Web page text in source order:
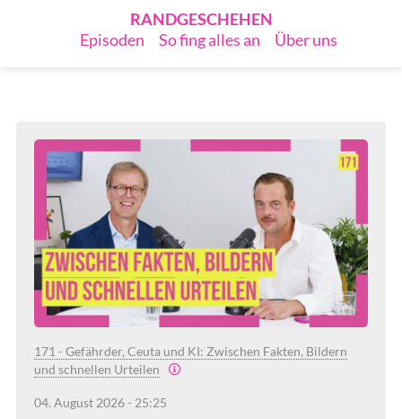
RANDGESCHEHEN
Episoden
So fing alles an Über uns
171 - Gefährder, Ceuta und KI: Zwischen Fakten, Bildern
und schnellen Urteilen
04. August 2026 - 25:25